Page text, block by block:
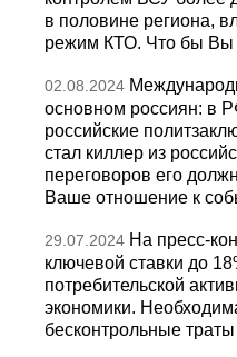
в половине региона,
режим КТО. Что бы Вы
02.08.2024
основном россиян: в
российские
стал киллер из
переговоров его
Ваше отношение к
29.07.2024 На пресс-
ключевой ставки до
потребительской
экономики.
бесконтрольные